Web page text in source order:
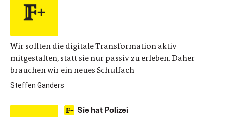
Wir sollten die digitale Transformation aktiv
mitgestalten, statt sie nur passiv zu erleben. Daher
brauchen wir ein neues Schulfach
Steffen Ganders
Sie hat Polizei